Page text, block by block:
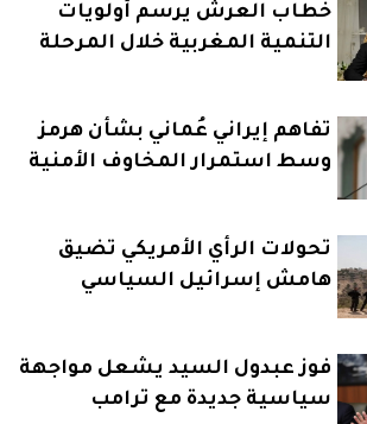
خطاب العرش يرسم أولويات
التنمية المغربية خلال المرحلة
تفاهم إيراني عُماني بشأن هرمز
وسط استمرار المخاوف الأمنية
تحولات الرأي الأمريكي تضيق
هامش إسرائيل السياسي
فوز عبدول السيد يشعل مواجهة
سياسية جديدة مع ترامب